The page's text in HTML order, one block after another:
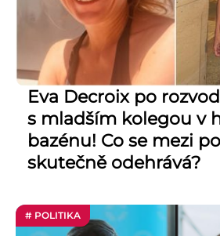
Eva Decroix po
s mladším kolegou v
bazénu! Co se mezi
skutečně odehrává?
# POLITIKA